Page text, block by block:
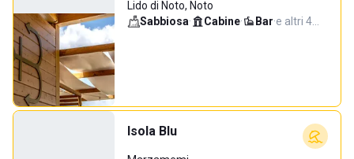
Lido di Noto, Noto
Sabbiosa· Cabine· Bar·e altri 4…
Isola Blu